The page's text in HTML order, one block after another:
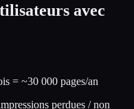
avec
= ~30 000 pages/an
perdues / non